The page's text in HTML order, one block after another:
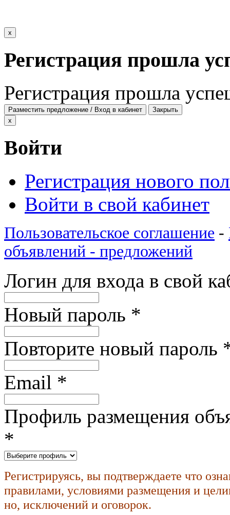
x
Регистрация прошла
Регистрация прошла
Разместить предложение / Вход в кабинет
Закрыть
x
Войти
Регистрация нового
Войти в свой кабинет
Пользовательское соглашение -
объявлений - предложений
Логин для входа в свой
Новый пароль *
Повторите новый пароль
Email *
Профиль размещения
*
Регистрируясь, вы подтверждаете что
правилами, условиями размещения и
но, исключений и оговорок.